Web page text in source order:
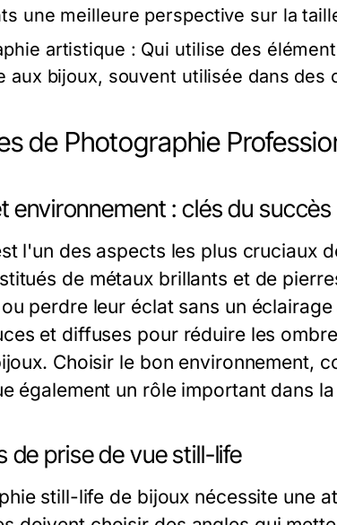
une meilleure perspective sur la
artistique : Qui utilise des
aux bijoux, souvent utilisée dans des
de Photographie
environnement : clés du succès
l'un des aspects les plus cruciaux
de métaux brillants et de
perdre leur éclat sans un
et diffuses pour réduire les
Choisir le bon environnement,
également un rôle important dans
de prise de vue still-life
still-life de bijoux nécessite une